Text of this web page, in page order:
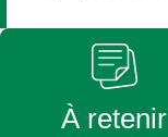
À retenir